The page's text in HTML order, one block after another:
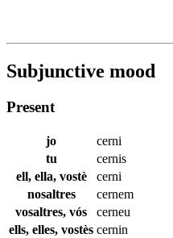
Subjunctive mood
Present
jo
cerni
tu
cernis
ell, ella, vostè
cerni
nosaltres
cernem
vosaltres, vós
cerneu
ells, elles, vostès cernin